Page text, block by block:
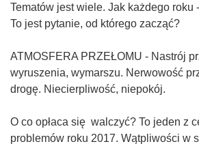
Tematów jest wiele. Jak każdego roku
To jest pytanie, od
ATMOSFERA PRZEŁOMU - Nastrój
wyruszenia, wymarszu. Nerwowość
drogę. Niecierpliwość, niepokój.
O co opłaca się walczyć? To jeden z
problemów roku 2017. Wątpliwości w